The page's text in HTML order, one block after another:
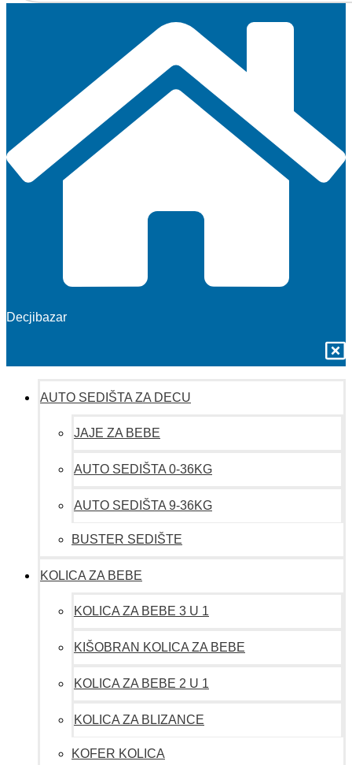
Decjibazar
AUTO SEDIŠTA ZA DECU
JAJE ZA BEBE
AUTO SEDIŠTA 0-36KG
AUTO SEDIŠTA 9-36KG
BUSTER SEDIŠTE
KOLICA ZA BEBE
KOLICA ZA BEBE 3 U 1
KIŠOBRAN KOLICA ZA BEBE
KOLICA ZA BEBE 2 U 1
KOLICA ZA BLIZANCE
KOFER KOLICA